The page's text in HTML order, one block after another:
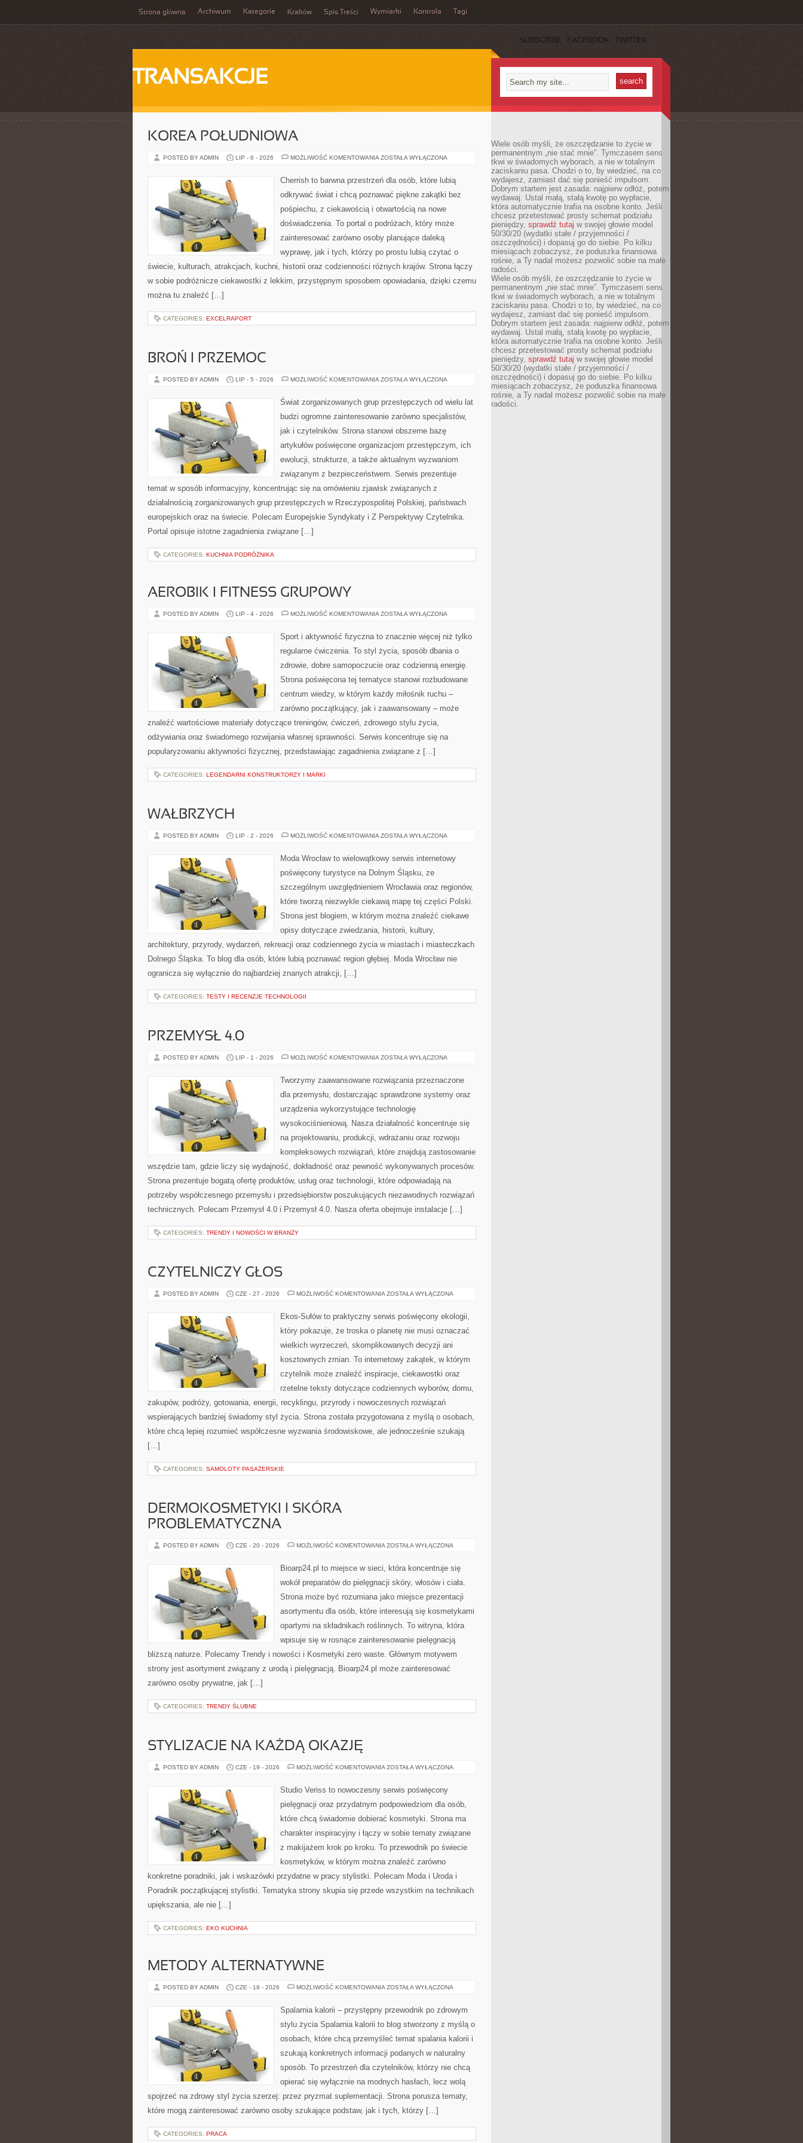
Strona główna Archiwum Kategorie Kraków Spis Treści Wymiarki Kontrola Tagi
SUBSCRIBE FACEBOOK TWITTER
TRANSAKCJE
KOREA POŁUDNIOWA
POSTED BY ADMIN LIP - 6 - 2026 MOŻLIWOŚĆ KOMENTOWANIA KOREA
ZOSTAŁA WYŁĄCZONA
Cherrish to barwna przestrzeń dla osób, które lubią
odkrywać świat i chcą poznawać piękne zakątki bez
pośpiechu, z ciekawością i otwartością na nowe
doświadczenia. To portal o podróżach, który może
zainteresować zarówno osoby planujące daleką
wyprawę, jak i tych, którzy po prostu lubią czytać o
świecie, kulturach, atrakcjach, kuchni, historii oraz codzienności różnych krajów. Strona łączy
w sobie podróżnicze ciekawostki z lekkim, przystępnym sposobem opowiadania, dzięki czemu
można tu znaleźć […]
CATEGORIES: EXCELRAPORT
BROŃ I PRZEMOC
POSTED BY ADMIN LIP - 5 - 2026 MOŻLIWOŚĆ KOMENTOWANIA BROŃ
ZOSTAŁA WYŁĄCZONA
Świat zorganizowanych grup przestępczych od wielu lat
budzi ogromne zainteresowanie zarówno specjalistów,
jak i czytelników. Strona stanowi obszerne bazę
artykułów poświęcone organizacjom przestępczym, ich
ewolucji, strukturze, a także aktualnym wyzwaniom
związanym z bezpieczeństwem. Serwis prezentuje
temat w sposób informacyjny, koncentrując się na omówieniu zjawisk związanych z
działalnością zorganizowanych grup przestępczych w Rzeczypospolitej Polskiej, państwach
europejskich oraz na świecie. Polecam Europejskie Syndykaty i Z Perspektywy Czytelnika.
Portal opisuje istotne zagadnienia związane […]
CATEGORIES: KUCHNIA PODRÓŻNIKA
AEROBIK I FITNESS GRUPOWY
POSTED BY ADMIN LIP - 4 - 2026 MOŻLIWOŚĆ KOMENTOWANIA AEROBIK
GRUPOWY
ZOSTAŁA WYŁĄCZONA
Sport i aktywność fizyczna to znacznie więcej niż tylko
regularne ćwiczenia. To styl życia, sposób dbania o
zdrowie, dobre samopoczucie oraz codzienną energię.
Strona poświęcona tej tematyce stanowi rozbudowane
centrum wiedzy, w którym każdy miłośnik ruchu –
zarówno początkujący, jak i zaawansowany – może
znaleźć wartościowe materiały dotyczące treningów, ćwiczeń, zdrowego stylu życia,
odżywiania oraz świadomego rozwijania własnej sprawności. Serwis koncentruje się na
popularyzowaniu aktywności fizycznej, przedstawiając zagadnienia związane z […]
CATEGORIES: LEGENDARNI KONSTRUKTORZY I MARKI
WAŁBRZYCH
POSTED BY ADMIN LIP - 2 - 2026 MOŻLIWOŚĆ KOMENTOWANIA WAŁBRZYCH
ZOSTAŁA WYŁĄCZONA
Moda Wrocław to wielowątkowy serwis internetowy
poświęcony turystyce na Dolnym Śląsku, ze
szczególnym uwzględnieniem Wrocławia oraz regionów,
które tworzą niezwykle ciekawą mapę tej części Polski.
Strona jest blogiem, w którym można znaleźć ciekawe
opisy dotyczące zwiedzania, historii, kultury,
architektury, przyrody, wydarzeń, rekreacji oraz codziennego życia w miastach i miasteczkach
Dolnego Śląska. To blog dla osób, które lubią poznawać region głębiej. Moda Wrocław nie
ogranicza się wyłącznie do najbardziej znanych atrakcji, […]
CATEGORIES: TESTY I RECENZJE TECHNOLOGII
PRZEMYSŁ 4.0
POSTED BY ADMIN LIP - 1 - 2026 MOŻLIWOŚĆ KOMENTOWANIA PRZEMYSŁ
ZOSTAŁA WYŁĄCZONA
Tworzymy zaawansowane rozwiązania przeznaczone
dla przemysłu, dostarczając sprawdzone systemy oraz
urządzenia wykorzystujące technologię
wysokociśnieniową. Nasza działalność koncentruje się
na projektowaniu, produkcji, wdrażaniu oraz rozwoju
kompleksowych rozwiązań, które znajdują zastosowanie
wszędzie tam, gdzie liczy się wydajność, dokładność oraz pewność wykonywanych procesów.
Strona prezentuje bogatą ofertę produktów, usług oraz technologii, które odpowiadają na
potrzeby współczesnego przemysłu i przedsiębiorstw poszukujących niezawodnych rozwiązań
technicznych. Polecam Przemysł 4.0 i Przemysł 4.0. Nasza oferta obejmuje instalacje […]
CATEGORIES: TRENDY I NOWOŚCI W BRANŻY
CZYTELNICZY GŁOS
POSTED BY ADMIN CZE - 27 - 2026 MOŻLIWOŚĆ KOMENTOWANIA CZYTELNICZY
ZOSTAŁA WYŁĄCZONA
Ekos-Sułów to praktyczny serwis poświęcony ekologii,
który pokazuje, że troska o planetę nie musi oznaczać
wielkich wyrzeczeń, skomplikowanych decyzji ani
kosztownych zmian. To internetowy zakątek, w którym
czytelnik może znaleźć inspiracje, ciekawostki oraz
rzetelne teksty dotyczące codziennych wyborów, domu,
zakupów, podróży, gotowania, energii, recyklingu, przyrody i nowoczesnych rozwiązań
wspierających bardziej świadomy styl życia. Strona została przygotowana z myślą o osobach,
które chcą lepiej rozumieć współczesne wyzwania środowiskowe, ale jednocześnie szukają
[…]
CATEGORIES: SAMOLOTY PASAŻERSKIE
DERMOKOSMETYKI I SKÓRA
PROBLEMATYCZNA
POSTED BY ADMIN CZE - 20 - 2026 MOŻLIWOŚĆ KOMENTOWANIA DERMOKOSMETYKI
PROBLEMATYCZNA
ZOSTAŁA WYŁĄCZONA
Bioarp24.pl to miejsce w sieci, która koncentruje się
wokół preparatów do pielęgnacji skóry, włosów i ciała.
Strona może być rozumiana jako miejsce prezentacji
asortymentu dla osób, które interesują się kosmetykami
opartymi na składnikach roślinnych. To witryna, która
wpisuje się w rosnące zainteresowanie pielęgnacją
bliższą naturze. Polecamy Trendy i nowości i Kosmetyki zero waste. Głównym motywem
strony jest asortyment związany z urodą i pielęgnacją. Bioarp24.pl może zainteresować
zarówno osoby prywatne, jak […]
CATEGORIES: TRENDY ŚLUBNE
STYLIZACJE NA KAŻDĄ OKAZJĘ
POSTED BY ADMIN CZE - 19 - 2026 MOŻLIWOŚĆ KOMENTOWANIA STYLIZACJE
OKAZJĘ
ZOSTAŁA WYŁĄCZONA
Studio Veriss to nowoczesny serwis poświęcony
pielęgnacji oraz przydatnym podpowiedziom dla osób,
które chcą świadomie dobierać kosmetyki. Strona ma
charakter inspiracyjny i łączy w sobie tematy związane
z makijażem krok po kroku. To przewodnik po świecie
kosmetyków, w którym można znaleźć zarówno
konkretne poradniki, jak i wskazówki przydatne w pracy stylistki. Polecam Moda i Uroda i
Poradnik początkującej stylistki. Tematyka strony skupia się przede wszystkim na technikach
upiększania, ale nie […]
CATEGORIES: EKO KUCHNIA
METODY ALTERNATYWNE
POSTED BY ADMIN CZE - 18 - 2026 MOŻLIWOŚĆ KOMENTOWANIA METODY
ZOSTAŁA WYŁĄCZONA
Spalarnia kalorii – przystępny przewodnik po zdrowym
stylu życia Spalarnia kalorii to blog stworzony z myślą o
osobach, które chcą przemyśleć temat spalania kalorii i
szukają konkretnych informacji podanych w naturalny
sposób. To przestrzeń dla czytelników, którzy nie chcą
opierać się wyłącznie na modnych hasłach, lecz wolą
spojrzeć na zdrowy styl życia szerzej: przez pryzmat suplementacji. Strona porusza tematy,
które mogą zainteresować zarówno osoby szukające podstaw, jak i tych, którzy […]
CATEGORIES: PRACA
Wiele osób myśli, że oszczędzanie to życie w
permanentnym „nie stać mnie”. Tymczasem sens
tkwi w świadomych wyborach, a nie w totalnym
zaciskaniu pasa. Chodzi o to, by wiedzieć, na co
wydajesz, zamiast dać się ponieść impulsom.
Dobrym startem jest zasada: najpierw odłóż, potem
wydawaj. Ustal małą, stałą kwotę po wypłacie,
która automatycznie trafia na osobne konto. Jeśli
chcesz przetestować prosty schemat podziału
pieniędzy, sprawdź tutaj w swojej głowie model
50/30/20 (wydatki stałe / przyjemności /
oszczędności) i dopasuj go do siebie. Po kilku
miesiącach zobaczysz, że poduszka finansowa
rośnie, a Ty nadal możesz pozwolić sobie na małe
radości.
Wiele osób myśli, że oszczędzanie to życie w
permanentnym „nie stać mnie”. Tymczasem sens
tkwi w świadomych wyborach, a nie w totalnym
zaciskaniu pasa. Chodzi o to, by wiedzieć, na co
wydajesz, zamiast dać się ponieść impulsom.
Dobrym startem jest zasada: najpierw odłóż, potem
wydawaj. Ustal małą, stałą kwotę po wypłacie,
która automatycznie trafia na osobne konto. Jeśli
chcesz przetestować prosty schemat podziału
pieniędzy, sprawdź tutaj w swojej głowie model
50/30/20 (wydatki stałe / przyjemności /
oszczędności) i dopasuj go do siebie. Po kilku
miesiącach zobaczysz, że poduszka finansowa
rośnie, a Ty nadal możesz pozwolić sobie na małe
radości.